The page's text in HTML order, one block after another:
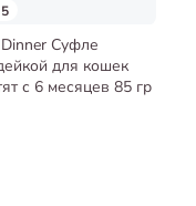
5
Суфле
для кошек
с 6 месяцев 85 гр